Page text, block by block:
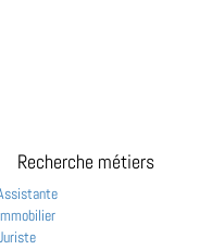
Recherche métiers